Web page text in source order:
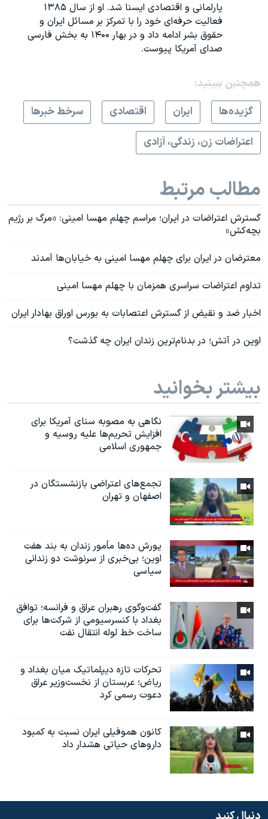
پارلمانی و اقتصادی ایسنا شد. او از سال ۱۳۸۵
فعالیت حرفه‌ای خود را با تمرکز بر مسائل ایران و
حقوق بشر ادامه داد و در بهار ۱۴۰۰ به بخش فارسی
صدای آمریکا پیوست.
همچنبن ببینید:
گزيده‌ها
ايران اقتصادی
سرخط خبرها
اعتراضات زن، زندگی، آزادی
مطالب مرتبط
گسترش اعتراضات در ایران؛ مراسم چهلم مهسا امینی: «مرگ بر رژیم
بچه‌کش»
معترضان در ایران برای چهلم مهسا امینی به خیابان‌ها آمدند
تداوم اعتراضات سراسری همزمان با چهلم مهسا امینی
اخبار ضد و نقیض از گسترش اعتصابات به بورس اوراق بهادار ایران
اوین در آتش؛ در بدنام‌ترین زندان ایران چه گذشت؟
بیشتر بخوانید
نگاهی به مصوبه سنای آمریکا برای
افزایش تحریم‌ها علیه روسیه و
جمهوری اسلامی
تجمع‌های اعتراضی بازنشستگان در
اصفهان و تهران
یورش ده‌ها مأمور زندان به بند هفت
اوین؛ بی‌خبری از سرنوشت دو زندانی
سیاسی
گفت‌وگوی رهبران عراق و فرانسه؛ توافق
بغداد با کنسرسیومی از شرکت‌ها برای
ساخت خط لوله انتقال نفت
تحرکات تازه دیپلماتیک میان بغداد و
ریاض؛ عربستان از نخست‌وزیر عراق
دعوت رسمی کرد
کانون هموفیلی ایران نسبت به کمبود
داروهای حیاتی هشدار داد